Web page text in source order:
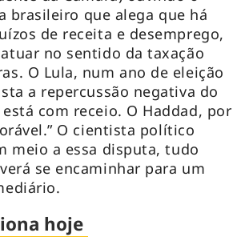
brasileiro que alega que há
de receita e desemprego,
no sentido da taxação
O Lula, num ano de eleição
a repercussão negativa do
com receio. O Haddad, por
O cientista político
meio a essa disputa, tudo
se encaminhar para um
hoje